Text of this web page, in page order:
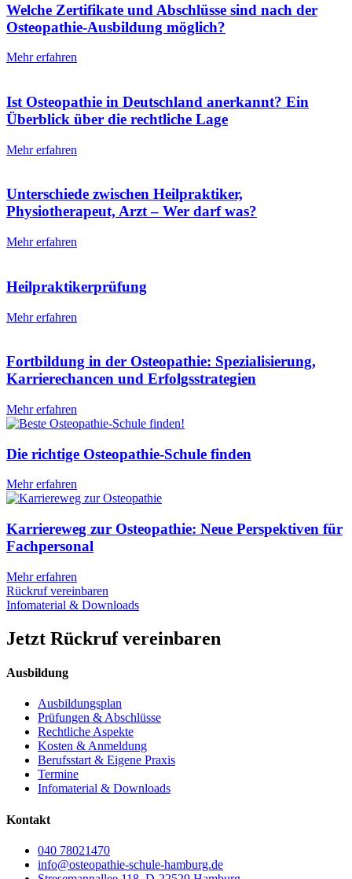
Welche Zertifikate und Abschlüsse sind nach der
Osteopathie-Ausbildung möglich?
Mehr erfahren
Ist Osteopathie in Deutschland anerkannt? Ein
Überblick über die rechtliche Lage
Mehr erfahren
Unterschiede zwischen Heilpraktiker,
Physiotherapeut, Arzt – Wer darf was?
Mehr erfahren
Heilpraktikerprüfung
Mehr erfahren
Fortbildung in der Osteopathie: Spezialisierung,
Karrierechancen und Erfolgsstrategien
Mehr erfahren
Die richtige Osteopathie-Schule finden
Mehr erfahren
Karriereweg zur Osteopathie: Neue Perspektiven für
Fachpersonal
Mehr erfahren
Rückruf vereinbaren
Infomaterial & Downloads
Jetzt Rückruf vereinbaren
Ausbildung
Ausbildungsplan
Prüfungen & Abschlüsse
Rechtliche Aspekte
Kosten & Anmeldung
Berufsstart & Eigene Praxis
Termine
Infomaterial & Downloads
Kontakt
040 78021470
info@osteopathie-schule-hamburg.de